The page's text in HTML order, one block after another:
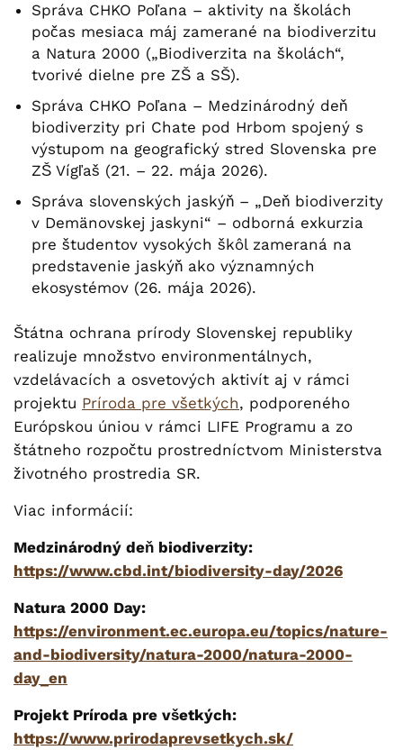
Správa CHKO Poľana – aktivity na školách
počas mesiaca máj zamerané na biodiverzitu
a Natura 2000 („Biodiverzita na školách“,
tvorivé dielne pre ZŠ a SŠ).
Správa CHKO Poľana – Medzinárodný deň
biodiverzity pri Chate pod Hrbom spojený s
výstupom na geografický stred Slovenska pre
ZŠ Vígľaš (21. – 22. mája 2026).
Správa slovenských jaskýň – „Deň biodiverzity
v Demänovskej jaskyni“ – odborná exkurzia
pre študentov vysokých škôl zameraná na
predstavenie jaskýň ako významných
ekosystémov (26. mája 2026).
Štátna ochrana prírody Slovenskej republiky
realizuje množstvo environmentálnych,
vzdelávacích a osvetových aktivít aj v rámci
projektu Príroda pre všetkých, podporeného
Európskou úniou v rámci LIFE Programu a zo
štátneho rozpočtu prostredníctvom Ministerstva
životného prostredia SR.
Viac informácií:
Medzinárodný deň biodiverzity:
https://www.cbd.int/biodiversity-day/2026
Natura 2000 Day:
https://environment.ec.europa.eu/topics/nature-
and-biodiversity/natura-2000/natura-2000-
day_en
Projekt Príroda pre všetkých:
https://www.prirodaprevsetkych.sk/